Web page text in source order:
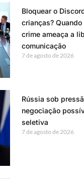
Bloquear o
crianças?
crime ameaça a
comunicação
7 de agosto de 2026
Rússia sob
negociação
seletiva
7 de agosto de 2026